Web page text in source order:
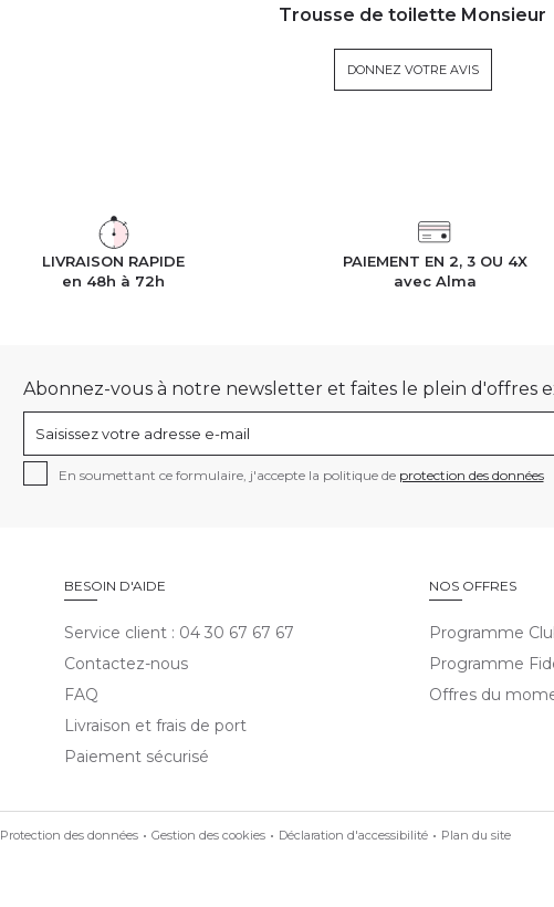
Trousse de toilette Monsieur
DONNEZ VOTRE AVIS
LIVRAISON RAPIDE
en 48h à 72h
PAIEMENT EN 2, 3 OU 4X
avec Alma
Abonnez-vous à notre newsletter et faites le plein d'offres
En soumettant ce formulaire, j'accepte la politique de protection des données
BESOIN D'AIDE
Service client : 04 30 67 67 67
Contactez-nous
FAQ
Livraison et frais de port
Paiement sécurisé
NOS OFFRES
Programme
Programme
Offres du
Protection des données Gestion des cookies Déclaration d'accessibilité Plan du site